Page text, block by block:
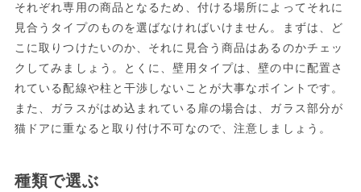
それぞれ専用の商品となるため、付ける場所によってそれに
見合うタイプのものを選ばなければいけません。まずは、ど
こに取りつけたいのか、それに見合う商品はあるのかチェッ
クしてみましょう。とくに、壁用タイプは、壁の中に配置さ
れている配線や柱と干渉しないことが大事なポイントです。
また、ガラスがはめ込まれている扉の場合は、ガラス部分が
猫ドアに重なると取り付け不可なので、注意しましょう。
種類で選ぶ